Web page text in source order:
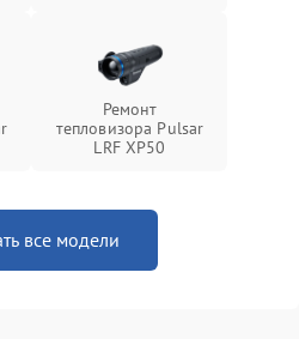
Ремонт
тепловизора Pulsar
LRF XP50
все модели